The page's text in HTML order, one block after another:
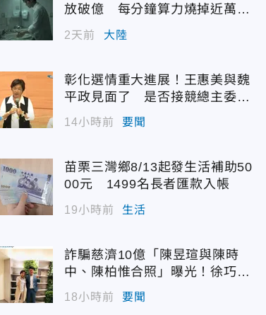
放破億 每分鐘算力燒掉近萬台
2天前 大陸
彰化選情重大進展！王惠美與魏
平政見面了 是否接競總主委態
度曝光
14小時前 要聞
苗栗三灣鄉8/13起發生活補助50
00元 1499名長者匯款入帳
19小時前 生活
詐騙慈濟10億「陳昱瑄與陳時
中、陳柏惟合照」曝光！徐巧芯
震撼出手
18小時前 要聞